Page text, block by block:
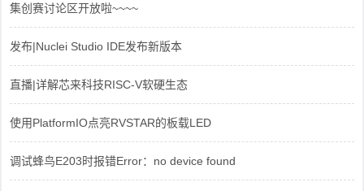
集创赛讨论区开放啦~~~~
发布|Nuclei Studio IDE发布新版本
直播|详解芯来科技RISC-V软硬生态
使用PlatformIO点亮RVSTAR的板载LED
调试蜂鸟E203时报错Error：no device found